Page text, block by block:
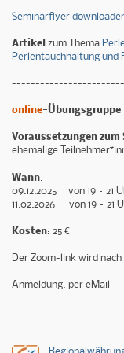
Seminarflyer
Artikel zum Thema
Perlentauchhaltung und
online-Übungsgruppe
Voraussetzungen zum
ehemalige
Wann:
09.12.2025 von 19 – 21
11.02.2026 von 19 – 21
Kosten: 25 €
Der Zoom-link wird
Anmeldung: per eMail